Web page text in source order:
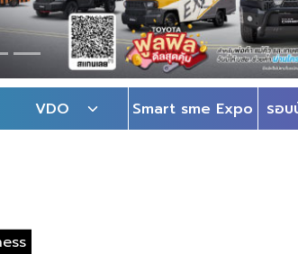
VDO Smart sme Expo รอบ